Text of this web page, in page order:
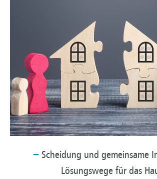
Scheidung und gemeinsame
Lösungswege für das